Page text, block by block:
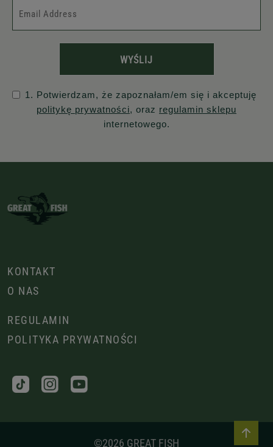
WYŚLIJ
1. Potwierdzam, że zapoznałam/em się i akceptuję
politykę prywatności, oraz regulamin sklepu
internetowego.
KONTAKT
O NAS
REGULAMIN
POLITYKA PRYWATNOŚCI
©2026 GREAT FISH